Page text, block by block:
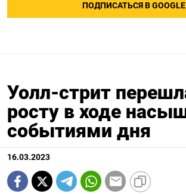
ПОДПИСАТЬСЯ В GOOGLE
Уолл-стрит
росту в ходе
событиями дня
16.03.2023